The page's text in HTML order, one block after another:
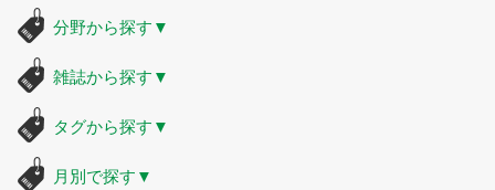
分野から探す ▼
雑誌から探す ▼
タグから探す ▼
月別で探す ▼